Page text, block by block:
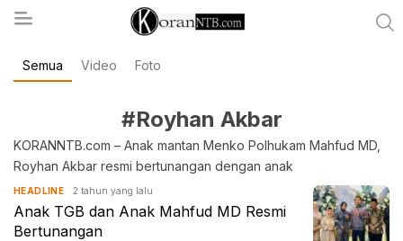
koranntb.com
Semua Video Foto
#Royhan Akbar
KORANNTB.com – Anak mantan Menko Polhukam Mahfud MD,
Royhan Akbar resmi bertunangan dengan anak
HEADLINE 2 tahun yang lalu
Anak TGB dan Anak Mahfud MD Resmi
Bertunangan